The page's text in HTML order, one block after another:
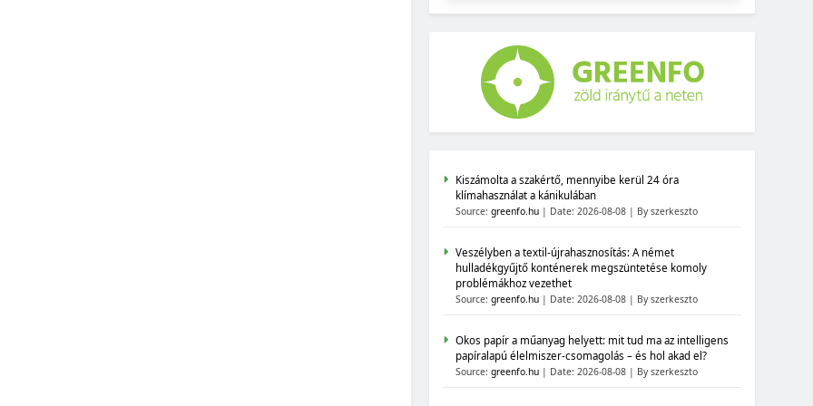
Kiszámolta a szakértő, mennyibe kerül 24 óra
klímahasználat a kánikulában
Source:greenfo.hu Date: 2026-08-08 By szerkeszto
Veszélyben a textil-újrahasznosítás: A német
hulladékgyűjtő konténerek megszüntetése komoly
problémákhoz vezethet
Source:greenfo.hu Date: 2026-08-08 By szerkeszto
Okos papír a műanyag helyett: mit tud ma az intelligens
papíralapú élelmiszer-csomagolás – és hol akad el?
Source:greenfo.hu Date: 2026-08-08 By szerkeszto